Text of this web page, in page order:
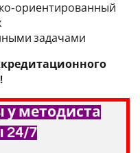
ориентированный
задачами
у методиста
24/7